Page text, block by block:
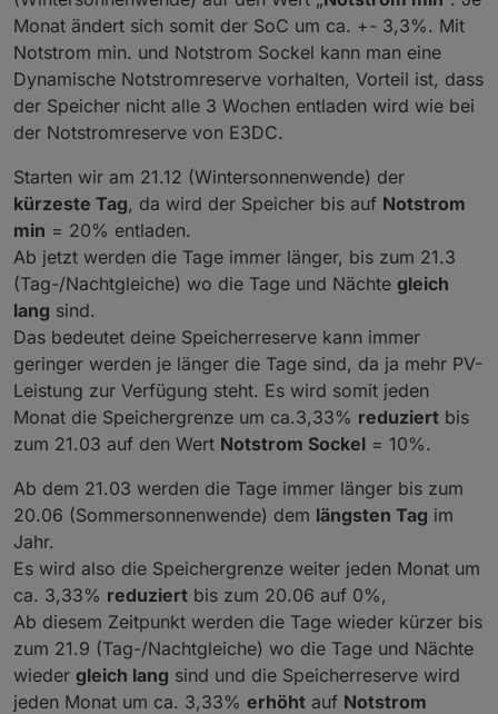
Monat ändert sich somit der SoC um ca. +- 3,3%. Mit
Notstrom min. und Notstrom Sockel kann man eine
Dynamische Notstromreserve vorhalten, Vorteil ist, dass
der Speicher nicht alle 3 Wochen entladen wird wie bei
der Notstromreserve von E3DC.
Starten wir am 21.12 (Wintersonnenwende) der
kürzeste Tag, da wird der Speicher bis auf Notstrom
min = 20% entladen.
Ab jetzt werden die Tage immer länger, bis zum 21.3
(Tag-/Nachtgleiche) wo die Tage und Nächte gleich
lang sind.
Das bedeutet deine Speicherreserve kann immer
geringer werden je länger die Tage sind, da ja mehr PV-
Leistung zur Verfügung steht. Es wird somit jeden
Monat die Speichergrenze um ca.3,33% reduziert bis
zum 21.03 auf den Wert Notstrom Sockel = 10%.
Ab dem 21.03 werden die Tage immer länger bis zum
20.06 (Sommersonnenwende) dem längsten Tag im
Jahr.
Es wird also die Speichergrenze weiter jeden Monat um
ca. 3,33% reduziert bis zum 20.06 auf 0%,
Ab diesem Zeitpunkt werden die Tage wieder kürzer bis
zum 21.9 (Tag-/Nachtgleiche) wo die Tage und Nächte
wieder gleich lang sind und die Speicherreserve wird
jeden Monat um ca. 3,33% erhöht auf Notstrom